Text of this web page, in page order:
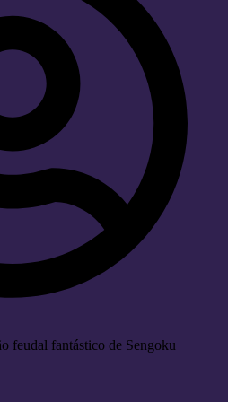
feudal fantástico de Sengoku